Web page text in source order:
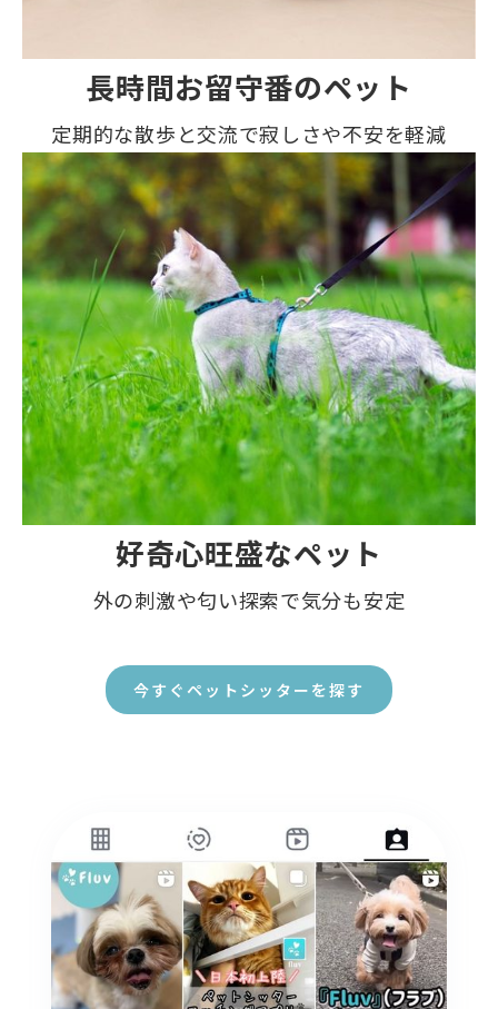
長時間お留守番のペット
定期的な散歩と交流で寂しさや不安を軽減
好奇心旺盛なペット
外の刺激や匂い探索で気分も安定
今すぐペットシッターを探す